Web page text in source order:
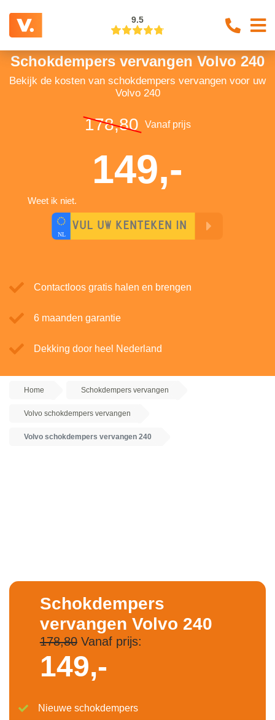
9.5
Schokdempers vervangen Volvo 240
Bekijk de kosten van schokdempers vervangen voor uw
Volvo 240
178,80 Vanaf prijs
149,-
Weet ik niet.
Contactloos gratis halen en brengen
6 maanden garantie
Dekking door heel Nederland
Home Schokdempers vervangen
Volvo schokdempers vervangen
Volvo schokdempers vervangen 240
Schokdempers
vervangen Volvo 240
178,80Vanaf prijs:
149,-
Nieuwe schokdempers